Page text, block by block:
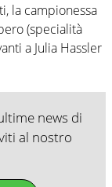
la campionessa
(specialità
a Julia Hassler
news di
al nostro